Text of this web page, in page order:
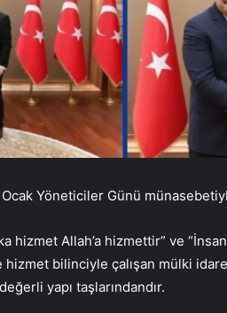
Yöneticiler Günü
hizmet Allah’a hizmettir” ve
hizmet bilinciyle çalışan mülki
yapı taşlarındandır.